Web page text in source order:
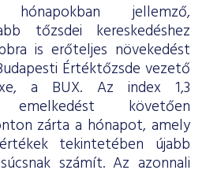
jellemző,
tőzsdei kereskedéshez
is erőteljes növekedést
Értéktőzsde vezető
a BUX. Az index 1,3
emelkedést követően
zárta a hónapot, amely
tekintetében újabb
számít. Az azonnali